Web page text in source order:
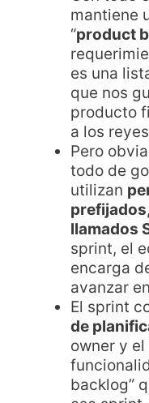
mantiene
“product
es una
que nos
producto
a los
Pero
todo de
utilizan
llamados
sprint, el
encarga
avanzar
El sprint
de
owner y
backlog”